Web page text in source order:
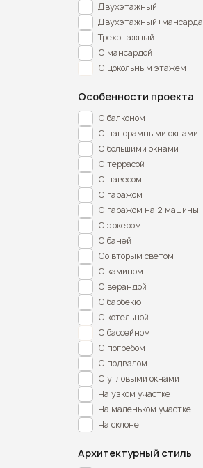
Двухэтажный
Двухэтажный+мансарда
Трехэтажный
С мансардой
С цокольным этажем
Особенности проекта
С балконом
С панорамными окнами
С большими окнами
С террасой
С навесом
С гаражом
С гаражом на 2 машины
С эркером
С баней
Со вторым светом
С камином
С верандой
С барбекю
С котельной
С бассейном
С погребом
С подвалом
С угловыми окнами
На узком участке
На маленьком участке
На склоне
Архитектурный стиль